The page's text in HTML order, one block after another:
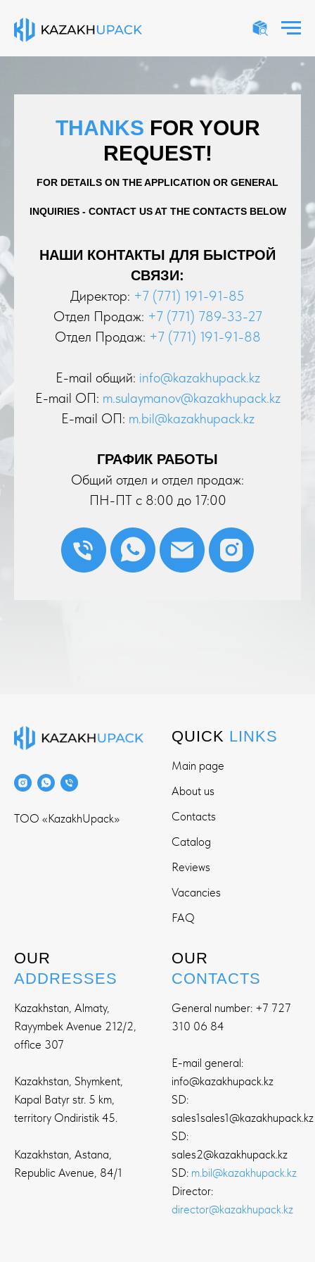
THANKS FOR YOUR
REQUEST!
FOR DETAILS ON THE APPLICATION OR GENERAL
INQUIRIES - CONTACT US AT THE CONTACTS BELOW
НАШИ КОНТАКТЫ ДЛЯ БЫСТРОЙ
СВЯЗИ:
Директор: +7 (771) 191-91-85
Отдел Продаж: +7 (771) 789-33-27
Отдел Продаж: +7 (771) 191-91-88
E-mail общий: info@kazakhupack.kz
E-mail ОП: m.sulaymanov@kazakhupack.kz
E-mail ОП: m.bil@kazakhupack.kz
ГРАФИК РАБОТЫ
Общий отдел и отдел продаж:
ПН-ПТ с 8:00 до 17:00
ТОО «KazakhUpack»
QUICK LINKS
Main page
About us
Contacts
Catalog
Reviews
Vacancies
FAQ
OUR
ADDRESSES
Kazakhstan, Almaty,
Rayymbek Avenue 212/2,
office 307
Kazakhstan, Shymkent,
Kapal Batyr str. 5 km,
territory Ondiristik 45.
Kazakhstan, Astana,
Republic Avenue, 84/1
OUR
CONTACTS
General number: +7 727
310 06 84
E-mail general:
info@kazakhupack.kz
SD:
sales1sales1@kazakhupack.kz
SD:
sales2@kazakhupack.kz
SD: m.bil@kazakhupack.kz
Director:
director@kazakhupack.kz